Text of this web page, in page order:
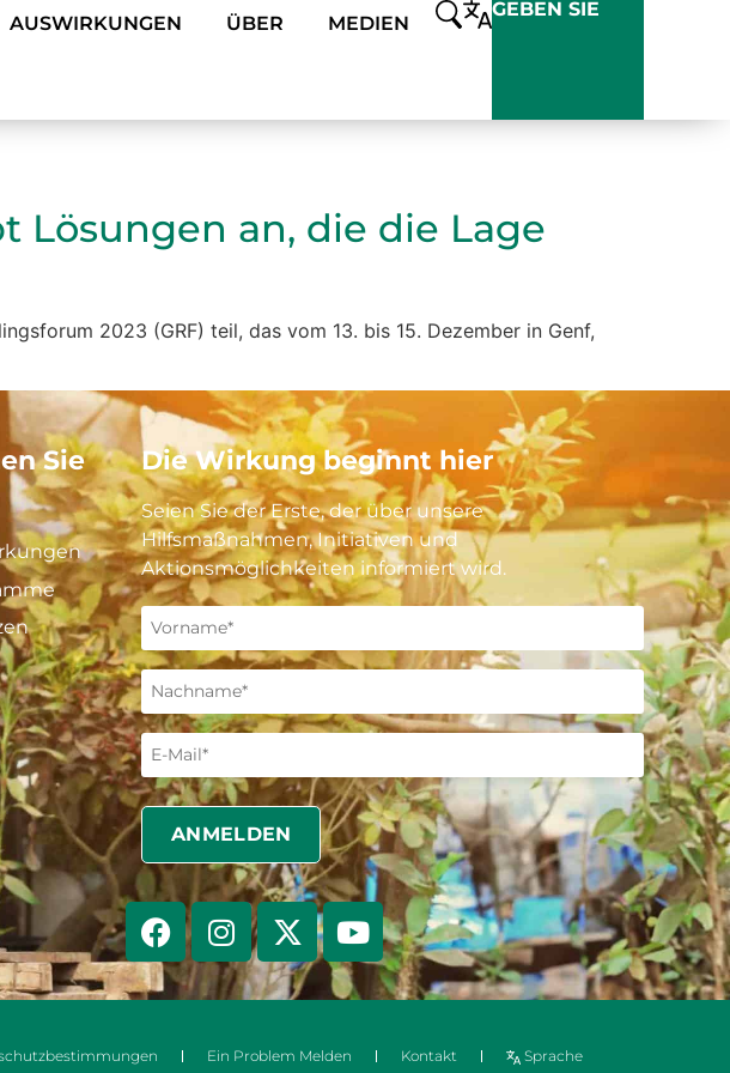
AUSWIRKUNGEN ÜBER MEDIEN
GEBEN SIE
Lösungen an, die die Lage
2023 (GRF) teil, das vom 13. bis 15. Dezember in Genf,
Sie Die Wirkung beginnt hier
Seien Sie der Erste, der über unsere
Hilfsmaßnahmen, Initiativen und
Aktionsmöglichkeiten informiert wird.
Ein Problem Melden Kontakt Sprache